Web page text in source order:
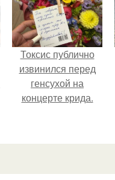
Токсис публично
извинился перед
генсухой на
концерте крида.